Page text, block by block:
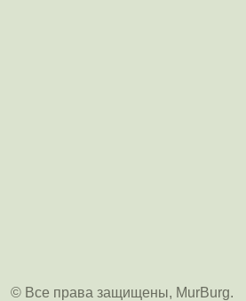
© Все права защищены, MurBurg.